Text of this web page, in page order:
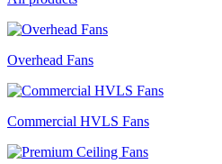
Overhead Fans
Commercial HVLS Fans